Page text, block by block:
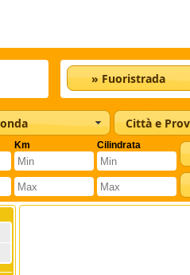
» Fuoristrada
Città e
Km Cilindrata